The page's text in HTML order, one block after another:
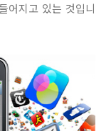
어지고 있는 것입니